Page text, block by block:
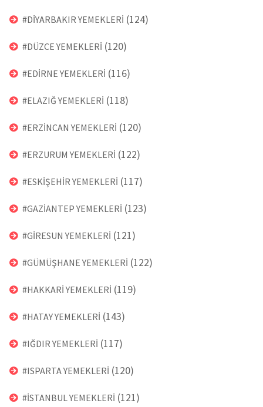
#DİYARBAKIR YEMEKLERİ (124)
#DÜZCE YEMEKLERİ (120)
#EDİRNE YEMEKLERİ (116)
#ELAZIĞ YEMEKLERİ (118)
#ERZİNCAN YEMEKLERİ (120)
#ERZURUM YEMEKLERİ (122)
#ESKİŞEHİR YEMEKLERİ (117)
#GAZİANTEP YEMEKLERİ (123)
#GİRESUN YEMEKLERİ (121)
#GÜMÜŞHANE YEMEKLERİ (122)
#HAKKARİ YEMEKLERİ (119)
#HATAY YEMEKLERİ (143)
#IĞDIR YEMEKLERİ (117)
#ISPARTA YEMEKLERİ (120)
#İSTANBUL YEMEKLERİ (121)